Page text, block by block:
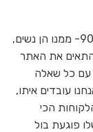
המחקר הראה שמדובר בקהל יעד שלמעלה מ 90%- ממנו הן נשים,
את האתר
עם כל שאלה
עובדים איתו,
הכי
פוגעת בול